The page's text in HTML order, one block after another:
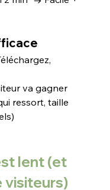
va gagner
ressort, taille
lent (et
visiteurs)